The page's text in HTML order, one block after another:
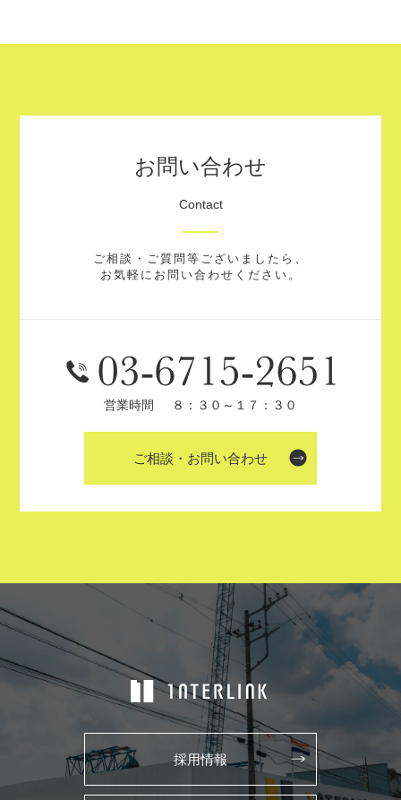
お問い合わせ
Contact
ご相談・ご質問等ございましたら、
お気軽にお問い合わせください。
営業時間 ８：３０～１７：３０
ご相談・お問い合わせ
採用情報